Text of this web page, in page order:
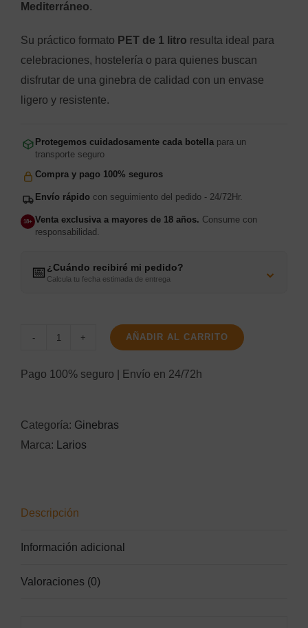
Mediterráneo.
Su práctico formato PET de 1 litro resulta ideal para
celebraciones, hostelería o para quienes buscan
disfrutar de una ginebra de calidad con un envase
ligero y resistente.
Protegemos cuidadosamente cada botella para un
transporte seguro
Compra y pago 100% seguros
Envío rápido con seguimiento del pedido - 24/72Hr.
18+ Venta exclusiva a mayores de 18 años. Consume con
responsabilidad.
📅 ¿Cuándo recibiré mi pedido?
Calcula tu fecha estimada de entrega ⌄
AÑADIR AL CARRITO
Pago 100% seguro | Envío en 24/72h
Categoría: Ginebras
Marca:
Larios
Descripción
Información adicional
Valoraciones (0)